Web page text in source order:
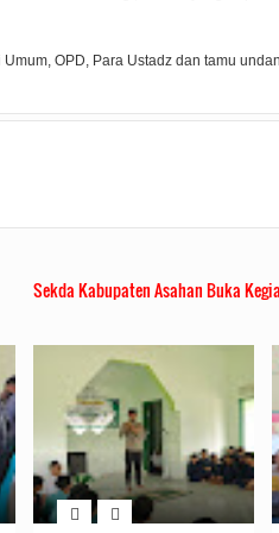
OPD, Para Ustadz dan tamu
Sekda Kabupaten Asahan Buka
Rudi Sampaikan Rencana
Pembangunan Batam
2019/07/16 0 Comments
Rudi Tinjau
Kesiapan
2019/06/19